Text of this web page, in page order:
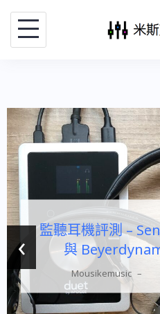
監聽耳機評測 –
與
Mousikemusic –
‹